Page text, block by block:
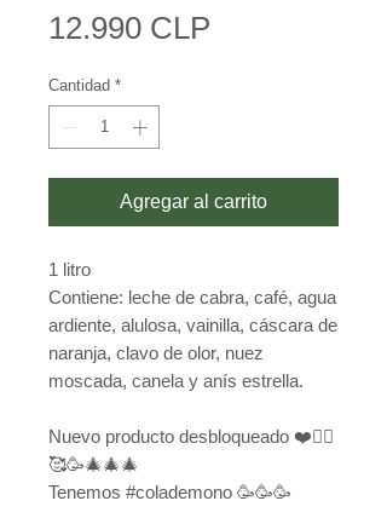
12.990 CLP
Cantidad *
Agregar al carrito
1 litro
Contiene: leche de cabra, café, agua
ardiente, alulosa, vainilla, cáscara de
naranja, clavo de olor, nuez
moscada, canela y anís estrella.
Nuevo producto desbloqueado ❤️🙆‍♀️
🥰🥳🎄🎄🎄
Tenemos #colademono 🥳🥳🥳